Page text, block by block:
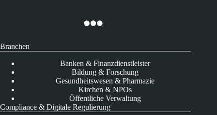
Branchen
Banken & Finanzdienstleister
Bildung & Forschung
Gesundheitswesen & Pharmazie
Kirchen & NPOs
Öffentliche Verwaltung
Compliance & Digitale Regulierung